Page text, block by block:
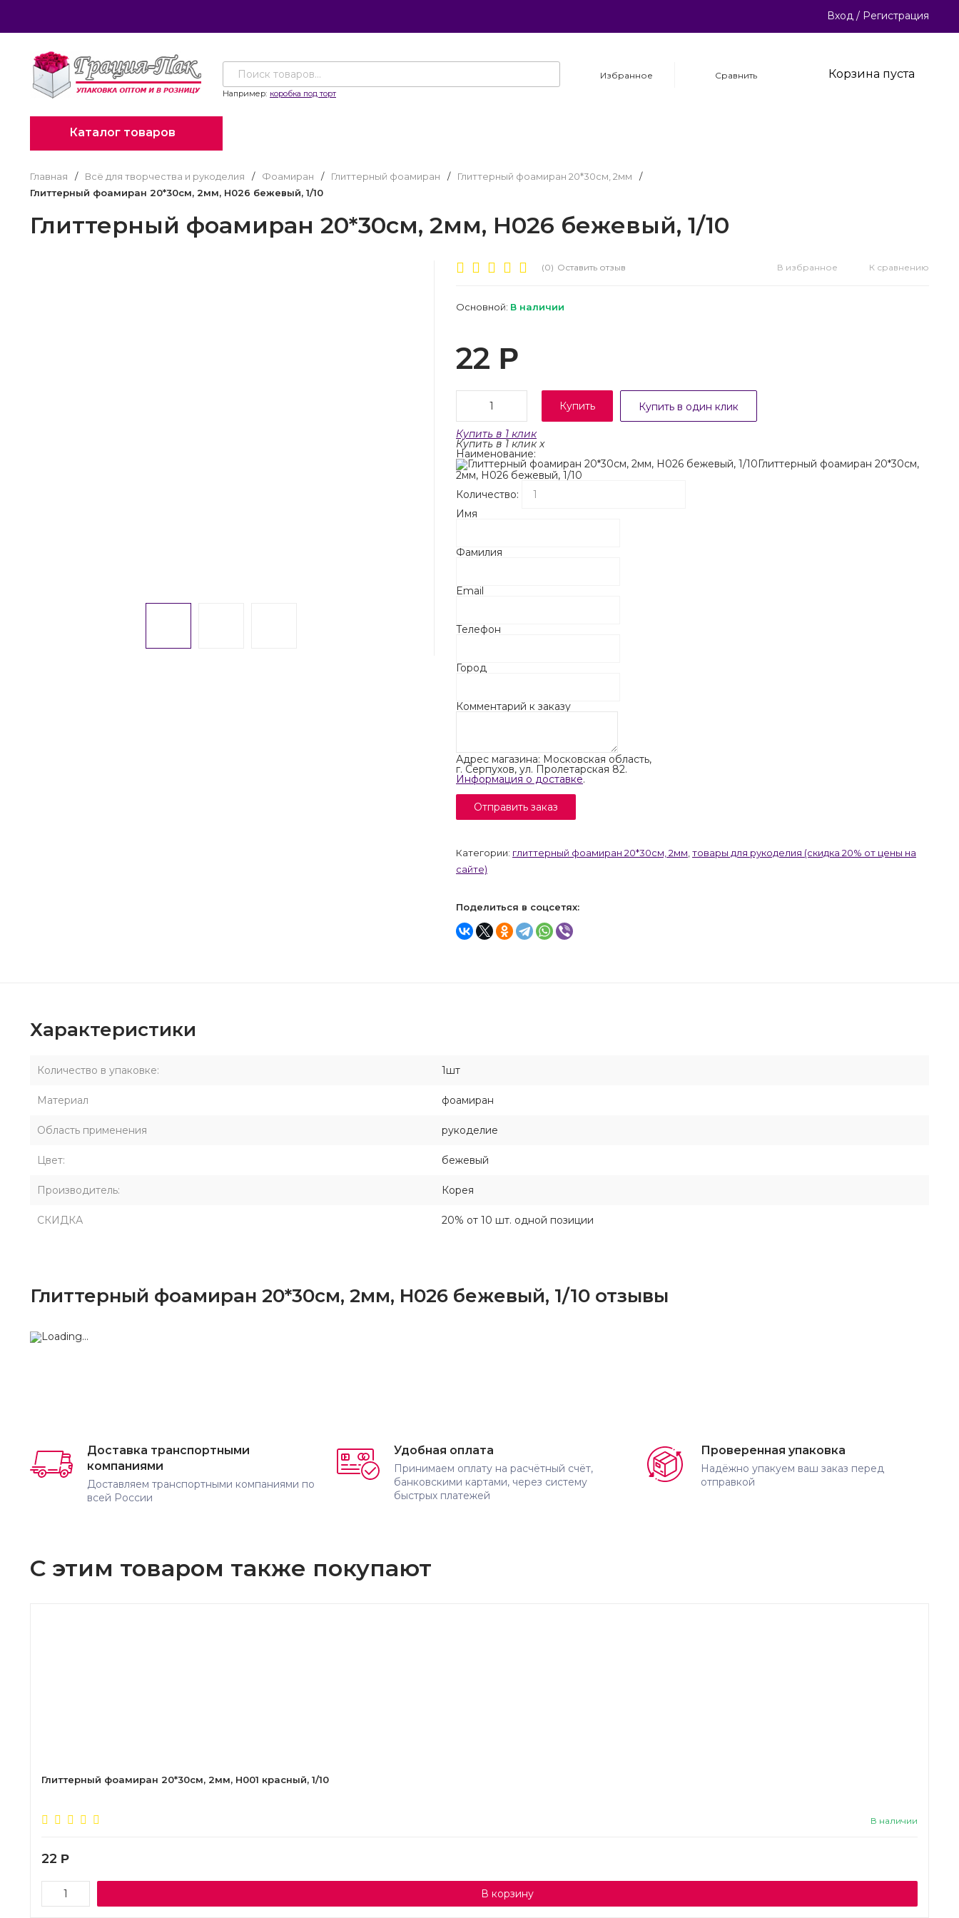
Вход / Регистрация
Например: коробка под торт
Избранное Сравнить Корзина пуста
Каталог товаров
Главная / Всё для творчества и рукоделия / Фоамиран / Глиттерный фоамиран / Глиттерный фоамиран 20*30см, 2мм
/
Глиттерный фоамиран 20*30см, 2мм, H026 бежевый, 1/10
Глиттерный фоамиран 20*30см, 2мм, H026 бежевый, 1/10
(0) Оставить отзыв В избранное К сравнению
Основной: В наличии
22 Р
Купить Купить в один клик
Купить в 1 клик
Купить в 1 клик x
Наименование:
Глиттерный фоамиран 20*30см,
2мм, H026 бежевый, 1/10
Количество:
Имя
Фамилия
Email
Телефон
Город
Комментарий к заказу
Адрес магазина: Московская область,
г. Серпухов, ул. Пролетарская 82.
Информация о доставке.
Категории: глиттерный фоамиран 20*30см, 2мм,товары для рукоделия (скидка 20% от цены на
сайте)
Поделиться в соцсетях:
Характеристики
Количество в упаковке: 1шт
Материал фоамиран
Область применения рукоделие
Цвет: бежевый
Производитель: Корея
СКИДКА 20% от 10 шт. одной позиции
Глиттерный фоамиран 20*30см, 2мм, H026 бежевый, 1/10 отзывы
Доставка транспортными
компаниями
Доставляем транспортными компаниями по
всей России
Удобная оплата
Принимаем оплату на расчётный счёт,
банковскими картами, через систему
быстрых платежей
Проверенная упаковка
Надёжно упакуем ваш заказ перед
отправкой
С этим товаром также покупают
Глиттерный фоамиран 20*30см, 2мм, H001 красный, 1/10
В наличии
22 Р
В корзину